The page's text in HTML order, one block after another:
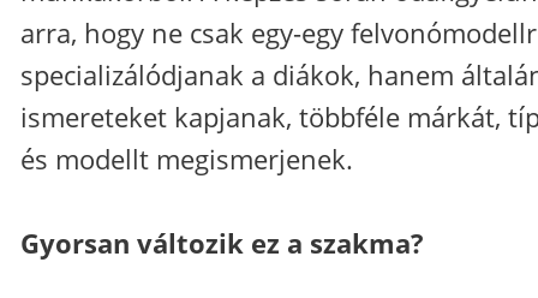
arra, hogy ne csak egy-egy
specializálódjanak a diákok, hanem
ismereteket kapjanak, többféle márkát,
és modellt megismerjenek.
Gyorsan változik ez a szakma?